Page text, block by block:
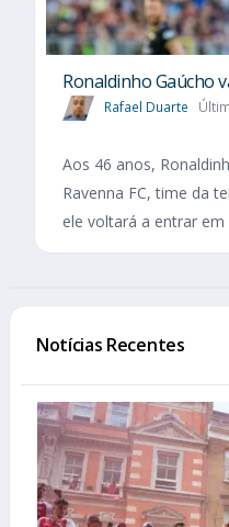
Ronaldinho Gaúcho
Rafael Duarte
Aos 46 anos,
Ravenna FC, time da
ele voltará a entrar em
Notícias Recentes